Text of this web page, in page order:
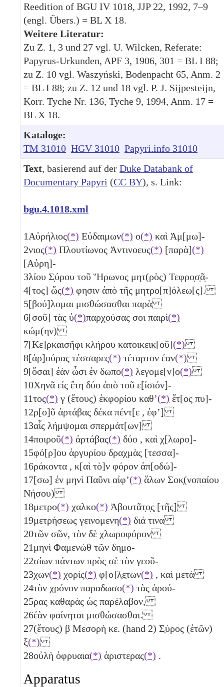
Reedition of BGU IV 1018, JJP 22, 1992, 7–9
(engl. Übers.) = BL X 18.
Weitere Literatur:
Zu Z. 1, 3 und 27 vgl. U. Wilcken, Referate:
Papyrus-Urkunden, APF 3, 1906, 301 = BL I 88;
zu Z. 10 vgl. Waszyński, Bodenpacht 65, Anm. 2
= BL I 88; zu Z. 12 und 18 vgl. P. J. Sijpesteijn,
Korr. Tyche Nr. 136, Tyche 9, 1994, Anm. 17 =
BL X 18.
Kataloge:
TM 31010 HGV 31010 Papyri.info 31010
Text, basierend auf der Duke Databank of
Documentary Papyri (CC BY), s. Link:
bgu.4.1018.xml
1 Αὐρήλιος(*) Εὐδαιμων(*) ο(*) καὶ Ἀμ[μω]-
2νιος(*) Πλουτίωνος Ἀντινοευς(*) [παρὰ](*)
[Αὐρη]-
3λίου Σ̣ύρου τοῦ Ἥρωνος μητ(ρὸς) Τεφρο̣σ̣ᾶ̣-
4[τος] ὥς(*) φησιν ἀπὸ τῆς μητρο[π]όλεω[ς].
5[βού]λομαι μισθώσασθαι παρὰ
6[σοῦ] τὰς ὑ(*)παρχούσας σοι παιρὶ(*)
κώμ(ην)
7[Κε]ρκαισῆφι κλήρου κατοικεικ[οῦ](*)
8[ἀρ]ούρας τέσσαρες(*) τέταρτον ἐαν(*)
9[ὅσαι] ἐὰν ὦσι ἐν δωπο(*) λεγομε[ν]ο(*)
10Χηνᾶ εἰς ἔτη δύο ἀπὸ τοῦ ε[ἰσιόν]-
11τος(*) γ (ἔτους) ἐκφορίου καθʼ(*) ἔτ[ος πυ]-
12ρ[ο]ῦ ἀρτάβας δέκα πέντ[ε , ἐφʼ]
13αἷς λήμψομαι σπερμάτ[ων]
14ποιροῦ(*) ἀρτάβας(*) δύο , καὶ χ[λωρο]-
15φό[ρ]ου ἀργυρίου δραχμὰς [τεσσα]-
16ράκοντα , κ[αὶ τὸ]ν φόρον ἀπ[οδώ]-
17[σω] ἐν μηνὶ Παῦνι αἰφʼ(*) ἅλων Σοκ̣(νοπαίου
Νήσου)
18μετρο(*) χαλκο(*) Ἀβουτᾶτ̣ο̣ς̣ [τῆς]
19μετρήσεως γεινομενη(*) διά τινα
20τῶν σῶν, τὸν δὲ χλωροφόρον
21μηνὶ Φαμενὼθ τῶν δημο-
22σίων πάντων πρὸς σὲ τὸν γεοῦ-
23χων(*) χορὶς(*) φ[ο]λ̣ε̣των(*) , καὶ μετὰ
24τὸν χρόνον παραδωσο(*) τὰς ἀρού-
25ρας καθαρὰς ὡς παρέλαβον,
26ἐὰν φαίνηται μισθώσασθαι.
27(ἔτους) β Μεσορὴ κε. (hand 2) Σ̣ύρος (ἐτῶν)
ξ(*)
28οὐλὴ ὀφρυαια(*) ἀριστερας(*) .
Apparatus